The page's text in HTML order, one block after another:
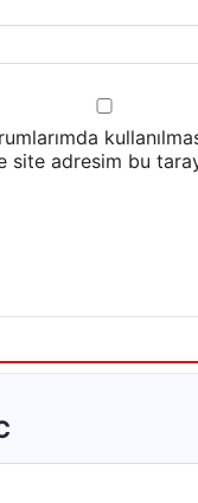
site adresim bu